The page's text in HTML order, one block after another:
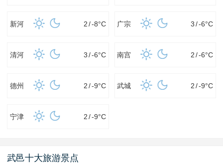
新河 2/-8°C 广宗 3 /-6°C
清河 3/-6°C 南宫 2 /-6°C
德州 2/-9°C 武城 2 /-9°C
宁津 2/-9°C
武邑十大旅游景点